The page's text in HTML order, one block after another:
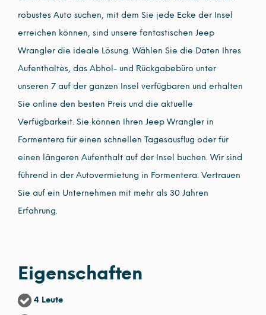
robustes Auto suchen, mit dem Sie jede Ecke der Insel
erreichen können, sind unsere fantastischen Jeep
Wrangler die ideale Lösung. Wählen Sie die Daten Ihres
Aufenthaltes, das Abhol- und Rückgabebüro unter
unseren 7 auf der ganzen Insel verfügbaren und erhalten
Sie online den besten Preis und die aktuelle
Verfügbarkeit. Sie können Ihren Jeep Wrangler in
Formentera für einen schnellen Tagesausflug oder für
einen längeren Aufenthalt auf der Insel buchen. Wir sind
führend in der Autovermietung in Formentera. Vertrauen
Sie auf ein Unternehmen mit mehr als 30 Jahren
Erfahrung.
Eigenschaften
4 Leute